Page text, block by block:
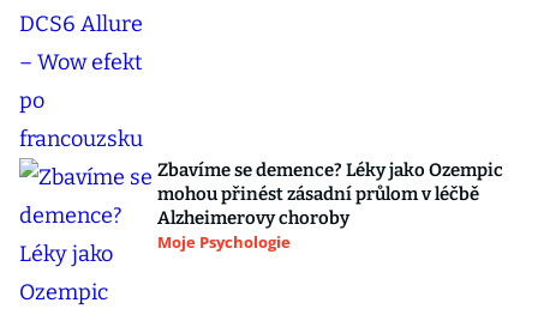
Zbavíme se demence? Léky jako Ozempic
mohou přinést zásadní průlom v léčbě
Alzheimerovy choroby
Moje Psychologie